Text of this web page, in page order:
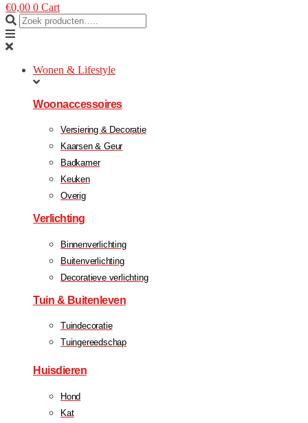
€0,00 0 Cart
Wonen & Lifestyle
Woonaccessoires
Versiering & Decoratie
Kaarsen & Geur
Badkamer
Keuken
Overig
Verlichting
Binnenverlichting
Buitenverlichting
Decoratieve verlichting
Tuin & Buitenleven
Tuindecoratie
Tuingereedschap
Huisdieren
Hond
Kat